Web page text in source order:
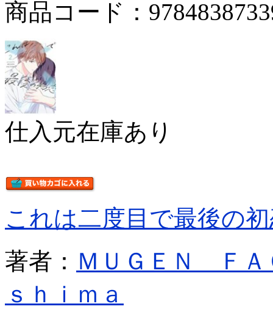
商品コード：
仕入元在庫あり
これは二度目で最後の
著者： ＭＵＧＥＮ ＦＡ
ｓｈｉｍａ